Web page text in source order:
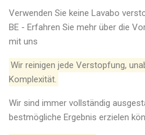
Verwenden Sie keine Lavabo
BE - Erfahren Sie mehr über die
mit uns
Wir reinigen jede Verstopfung,
Komplexität.
Wir sind immer vollständig
bestmögliche Ergebnis erzielen